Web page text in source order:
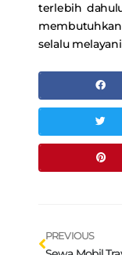
terlebih
selalu
Prev
PREVIOUS